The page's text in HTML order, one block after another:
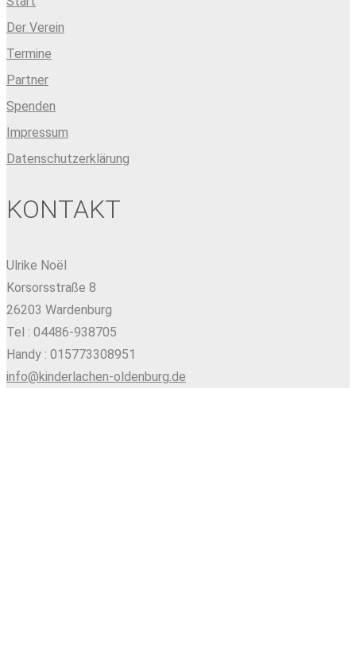
Der Verein
Termine
Partner
Spenden
Impressum
Datenschutzerklärung
KONTAKT
Ulrike Noël
Korsorsstraße 8
26203 Wardenburg
Tel : 04486-938705
Handy : 015773308951
info@kinderlachen-oldenburg.de